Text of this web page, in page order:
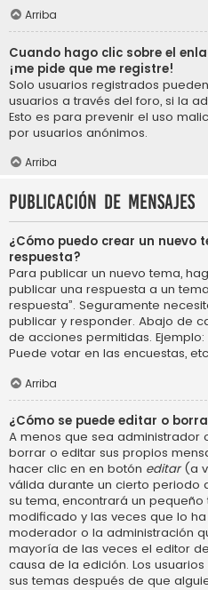
Arriba
Cuando hago clic sobre el
¡me pide que me registre!
Solo usuarios registrados
usuarios a través del foro, si la
Esto es para prevenir el uso
por usuarios anónimos.
Arriba
Publicación de mensajes
¿Cómo puedo crear un nuevo
respuesta?
Para publicar un nuevo tema,
publicar una respuesta a un
respuesta”. Seguramente
publicar y responder. Abajo de
de acciones permitidas.
Puede votar en las encuestas,
Arriba
¿Cómo se puede editar o
A menos que sea administrador
borrar o editar sus propios
hacer clic en en botón editar(a
válida durante un cierto periodo
su tema, encontrará un
modificado y las veces que lo
moderador o la administración
mayoría de las veces el editor
causa de la edición. Los
sus temas después de que